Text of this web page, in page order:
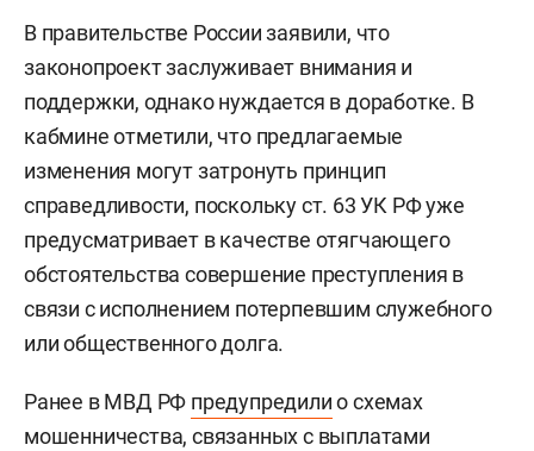
В правительстве России заявили, что
законопроект заслуживает внимания и
поддержки, однако нуждается в доработке. В
кабмине отметили, что предлагаемые
изменения могут затронуть принцип
справедливости, поскольку ст. 63 УК РФ уже
предусматривает в качестве отягчающего
обстоятельства совершение преступления в
связи с исполнением потерпевшим служебного
или общественного долга.
Ранее в МВД РФ предупредилио схемах
мошенничества, связанных с выплатами